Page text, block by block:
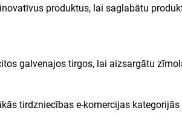
produktus, lai saglabātu
galvenajos tirgos, lai aizsargātu
tirdzniecības e-komercijas kategorijās